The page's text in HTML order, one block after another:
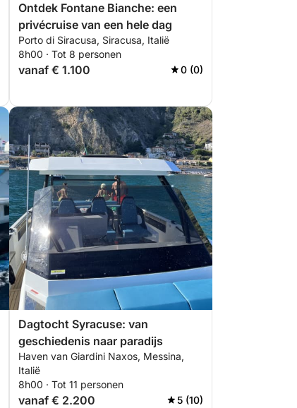
Ontdek Fontane Bianche: een
privécruise van een hele dag
Porto di Siracusa, Siracusa, Italië
8h00 · Tot 8 personen
vanaf € 1.100 0 (0)
Dagtocht Syracuse: van
geschiedenis naar paradijs
Haven van Giardini Naxos, Messina,
Italië
8h00 · Tot 11 personen
vanaf € 2.200 5 (10)